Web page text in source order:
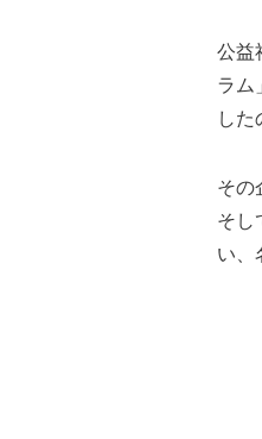
公益
ラム
した
その
そし
い、